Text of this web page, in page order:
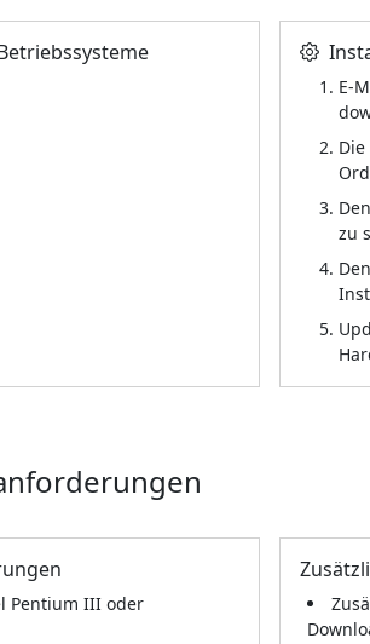
E-
zu
Pentium III oder